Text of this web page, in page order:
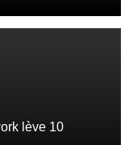
lève 10